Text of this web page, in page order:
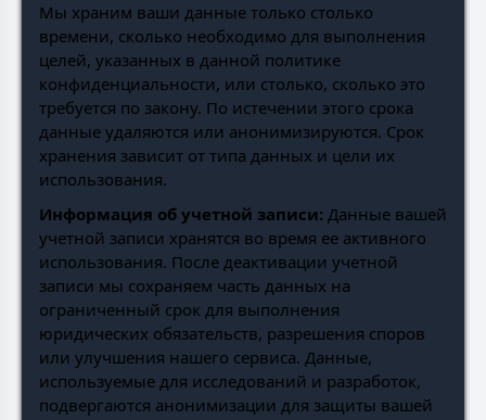
Мы храним ваши данные только столько
времени, сколько необходимо для выполнения
целей, указанных в данной политике
конфиденциальности, или столько, сколько это
требуется по закону. По истечении этого срока
данные удаляются или анонимизируются. Срок
хранения зависит от типа данных и цели их
использования.
Информация об учетной записи: Данные вашей
учетной записи хранятся во время ее активного
использования. После деактивации учетной
записи мы сохраняем часть данных на
ограниченный срок для выполнения
юридических обязательств, разрешения споров
или улучшения нашего сервиса. Данные,
используемые для исследований и разработок,
подвергаются анонимизации для защиты вашей